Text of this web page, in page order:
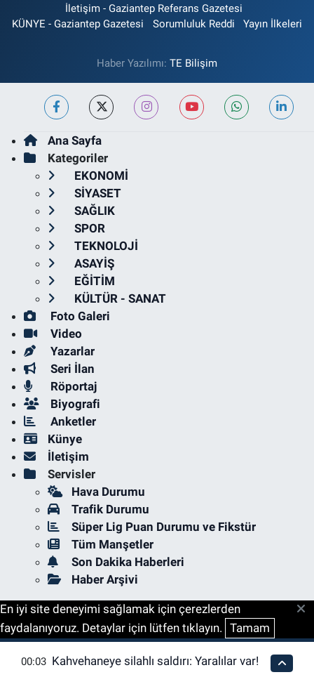
İletişim - Gaziantep Referans Gazetesi
KÜNYE - Gaziantep Gazetesi
Sorumluluk Reddi Yayın İlkeleri
Haber Yazılımı: TE Bilişim
Ana Sayfa
Kategoriler
EKONOMİ
SİYASET
SAĞLIK
SPOR
TEKNOLOJİ
ASAYİŞ
EĞİTİM
KÜLTÜR - SANAT
Foto Galeri
Video
Yazarlar
Seri İlan
Röportaj
Biyografi
Anketler
Künye
İletişim
Servisler
Hava Durumu
Trafik Durumu
Süper Lig Puan Durumu ve Fikstür
Tüm Manşetler
Son Dakika Haberleri
Haber Arşivi
En iyi site deneyimi sağlamak için çerezlerden
faydalanıyoruz. Detaylar için lütfen tıklayın. Tamam
00:03 Kahvehaneye silahlı saldırı: Yaralılar var!